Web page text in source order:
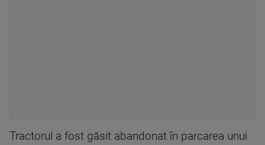
Tractorul a fost găsit abandonat în parcarea unui